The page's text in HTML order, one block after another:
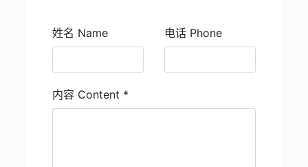
姓名 Name 电话 Phone
内容 Content *